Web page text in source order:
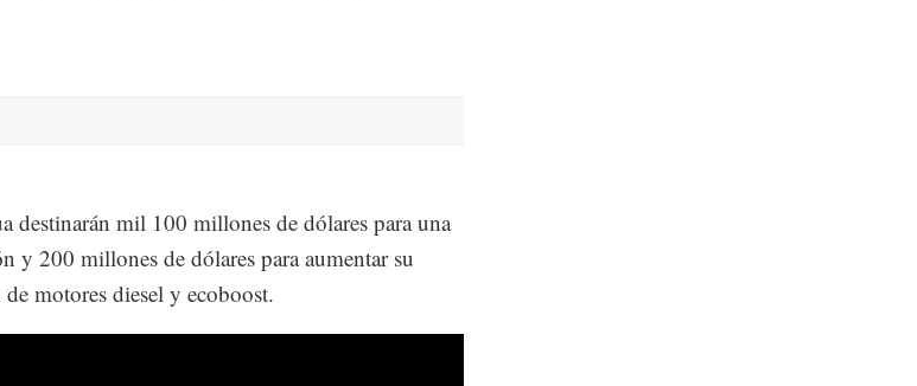
destinarán mil 100 millones de dólares para una
y 200 millones de dólares para aumentar su
motores diesel y ecoboost.